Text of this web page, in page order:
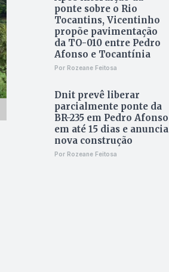
ponte sobre o Rio
Tocantins, Vicentinho
propõe pavimentação
da TO-010 entre Pedro
Afonso e Tocantínia
Por Rozeane Feitosa
Dnit prevê liberar
parcialmente ponte da
BR-235 em Pedro Afonso
em até 15 dias e anuncia
nova construção
Por Rozeane Feitosa